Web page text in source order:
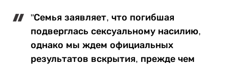
"Семья заявляет, что погибшая
подверглась сексуальному насилию,
однако мы ждем официальных
результатов вскрытия, прежде чем